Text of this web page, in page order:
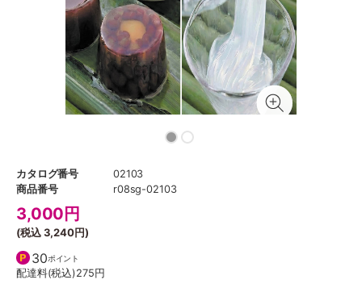
カタログ番号
02103
商品番号
r08sg-02103
3,000 円
(税込3,240円)
30ポイント
配達料(税込)275円